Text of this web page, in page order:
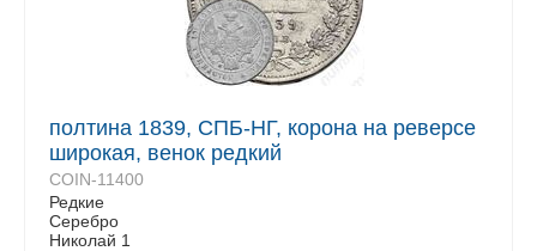
полтина 1839, СПБ-НГ, корона на реверсе
широкая, венок редкий
COIN-11400
Редкие
Серебро
Николай 1